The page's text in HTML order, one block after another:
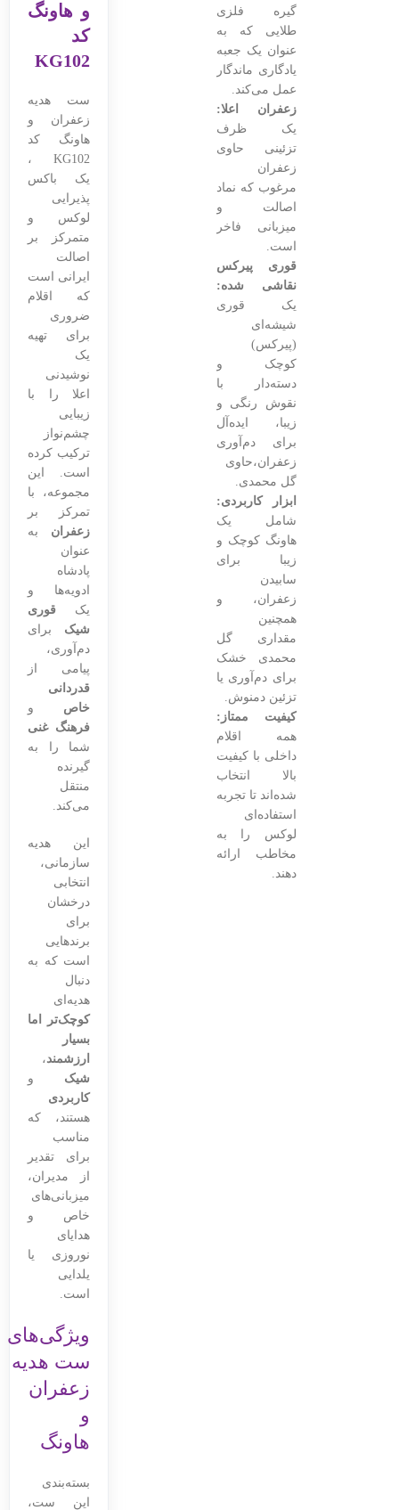
گیره فلزی
طلایی که به
عنوان یک جعبه
یادگاری ماندگار
عمل می‌کند.
زعفران اعلا:
یک ظرف
تزئینی حاوی
زعفران
مرغوب که نماد
اصالت و
میزبانی فاخر
است.
قوری پیرکس
نقاشی شده:
یک قوری
شیشه‌ای
(پیرکس)
کوچک و
دسته‌دار با
نقوش رنگی و
زیبا، ایده‌آل
برای دم‌آوری
زعفران،حاوی
گل محمدی.
ابزار کاربردی:
شامل یک
هاونگ کوچک و
زیبا برای
سابیدن
زعفران، و
همچنین
مقداری گل
محمدی خشک
برای دم‌آوری یا
تزئین دمنوش.
کیفیت ممتاز:
همه اقلام
داخلی با کیفیت
بالا انتخاب
شده‌اند تا تجربه
استفاده‌ای
لوکس را به
مخاطب ارائه
دهند.
و هاونگ
کد
KG102
ست هدیه
زعفران و
هاونگ کد
KG102 ،
یک باکس
پذیرایی
لوکس و
متمرکز بر
اصالت
ایرانی است
که اقلام
ضروری
برای تهیه
یک
نوشیدنی
اعلا را با
زیبایی
چشم‌نواز
ترکیب کرده
است. این
مجموعه، با
تمرکز بر
زعفران به
عنوان
پادشاه
ادویه‌ها و
یک قوری
شیک برای
دم‌آوری،
پیامی از
قدردانی
خاص و
فرهنگ غنی
شما را به
گیرنده
منتقل
می‌کند.
این هدیه
سازمانی،
انتخابی
درخشان
برای
برندهایی
است که به
دنبال
هدیه‌ای
کوچک‌تر اما
بسیار
ارزشمند،
شیک و
کاربردی
هستند، که
مناسب
برای تقدیر
از مدیران،
میزبانی‌های
خاص و
هدایای
نوروزی یا
یلدایی
است.
ویژگی‌های
ست هدیه
زعفران
و
هاونگ
بسته‌بندی
این ست،